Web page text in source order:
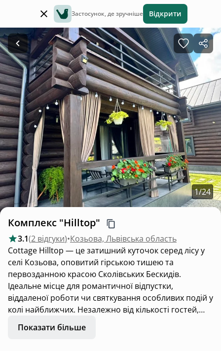
Застосунок, де зручніше Відкрити
1/24
Комплекс "Hilltop"
3.1(2 відгуки)•Козьова, Львівська область
Cottage Hilltop — це затишний куточок серед лісу у
селі Козьова, оповитий гірською тишею та
первозданною красою Сколівських Бескидів.
Ідеальне місце для романтичної відпустки,
віддаленої роботи чи святкування особливих подій у
колі найближчих. Незалежно від кількості гостей,
котедж завжди бронюється повністю — тільки для
вас.
Показати більше